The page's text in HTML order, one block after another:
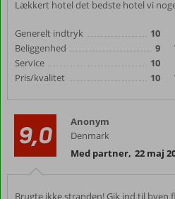
Lækkert hotel det bedste hotel vi
Generelt indtryk
10
Beliggenhed
9
Service
10
Pris/kvalitet
10
9,0
Anonym
Denmark
Med partner, 22 maj
Brugte ikke stranden! Gik ind til byen